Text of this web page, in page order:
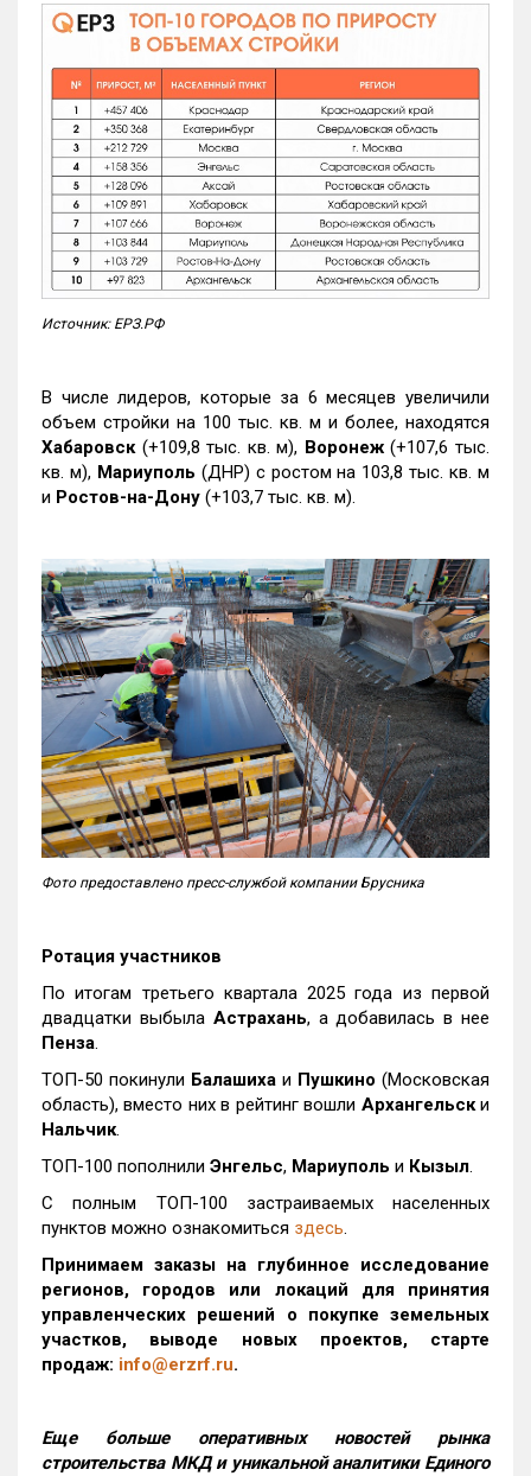
Источник: ЕРЗ.РФ
В числе лидеров, которые за 6 месяцев увеличили
объем стройки на 100 тыс. кв. м и более, находятся
Хабаровск (+109,8 тыс. кв. м), Воронеж(+107,6 тыс.
кв. м), Мариуполь (ДНР) с ростом на 103,8 тыс. кв. м
и Ростов-на-Дону (+103,7 тыс. кв. м).
Фото предоставлено пресс-службой компании Брусника
Ротация участников
По итогам третьего квартала 2025 года из первой
двадцатки выбыла Астрахань, а добавилась в нее
Пенза.
ТОП-50 покинули Балашиха и Пушкино (Московская
область), вместо них в рейтинг вошли Архангельски
Нальчик.
ТОП-100 пополнили Энгельс, Мариуполь и Кызыл.
С полным ТОП-100 застраиваемых населенных
пунктов можно ознакомиться здесь.
Принимаем заказы на глубинное исследование
регионов, городов или локаций для принятия
управленческих решений о покупке земельных
участков, выводе новых проектов, старте
продаж: info@erzrf.ru.
Еще больше оперативных новостей рынка
строительства МКД и уникальной аналитики Единого